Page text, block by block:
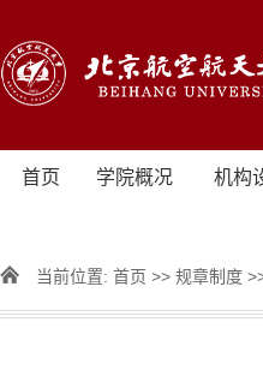
首页 学院概况 机构
当前位置: 首页 >> 规章制度